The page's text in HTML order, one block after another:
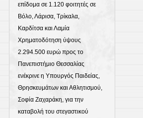
επίδομα σε 1.120 φοιτητές σε
Βόλο, Λάρισα, Τρίκαλα,
Καρδίτσα και Λαμία
Χρηματοδότηση ύψους
2.294.500 ευρώ προς το
Πανεπιστήμιο Θεσσαλίας
ενέκρινε η Υπουργός Παιδείας,
Θρησκευμάτων και Αθλητισμού,
Σοφία Ζαχαράκη, για την
καταβολή του στεγαστικού